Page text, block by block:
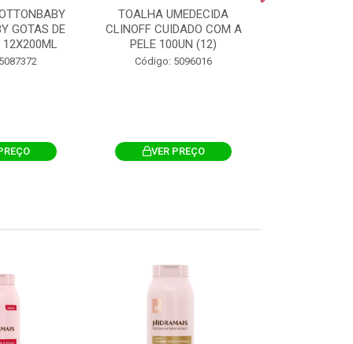
GOTAS DE
TOALHA UMEDECIDA
CLINOFF CUIDADO COM A
PELE 100UN (12)
Código: 5096016
VER PREÇO